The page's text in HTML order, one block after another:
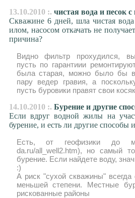
13.10.2010 :. чистая вода и песок
Скважине 6 дней, шла чистая
илом, насосом откачать не
причина?
Видно фильтр прохудился,
пусть по гарантиии
была старая, можно было бы в
пару ведер гравия, а
пусть буровики правят свои
14.10.2010 :. Бурение и другие
Если вдруг водной жилы на
бурение, и есть ли другие способы
Есть, от геофизики до
da.ru/all_well2.htm), но самый
бурение. Если найдете воду,
:)
А риск "сухой скважины"
меньшей степени. Местные
рискованные районы